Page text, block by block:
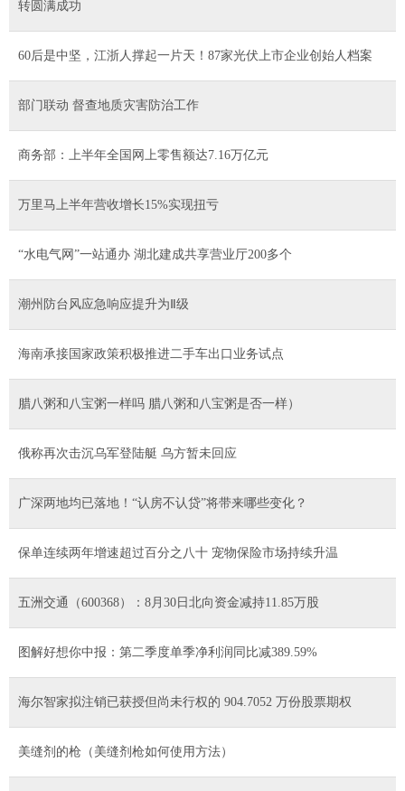
转圆满成功
60后是中坚，江浙人撑起一片天！87家光伏上市企业创始人档案
部门联动 督查地质灾害防治工作
商务部：上半年全国网上零售额达7.16万亿元
万里马上半年营收增长15%实现扭亏
“水电气网”一站通办 湖北建成共享营业厅200多个
潮州防台风应急响应提升为Ⅱ级
海南承接国家政策积极推进二手车出口业务试点
腊八粥和八宝粥一样吗 腊八粥和八宝粥是否一样）
俄称再次击沉乌军登陆艇 乌方暂未回应
广深两地均已落地！“认房不认贷”将带来哪些变化？
保单连续两年增速超过百分之八十 宠物保险市场持续升温
五洲交通（600368）：8月30日北向资金减持11.85万股
图解好想你中报：第二季度单季净利润同比减389.59%
海尔智家拟注销已获授但尚未行权的 904.7052 万份股票期权
美缝剂的枪（美缝剂枪如何使用方法）